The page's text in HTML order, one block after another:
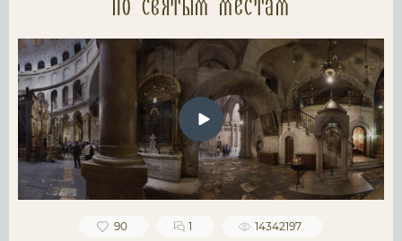
по святым местам
90 1 14342197